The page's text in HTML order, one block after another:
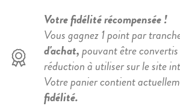
Votre fidélité récompensée !
Vous gagnez 1 point par
d'achat,pouvant être
réduction à utiliser sur le site
Votre panier contient
fidélité.